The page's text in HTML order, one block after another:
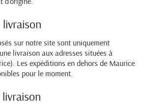
sur notre site sont uniquement
livraison aux adresses situées à
Les expéditions en dehors de Maurice
pour le moment.